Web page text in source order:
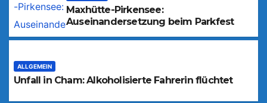
Maxhütte-Pirkensee:
Auseinandersetzung beim Parkfest
ALLGEMEIN
Unfall in Cham: Alkoholisierte Fahrerin flüchtet